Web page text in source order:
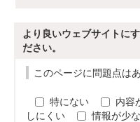
より良いウェブサイトに
ださい。
このページに問題点は
特にない 内容
しにくい
情報が少